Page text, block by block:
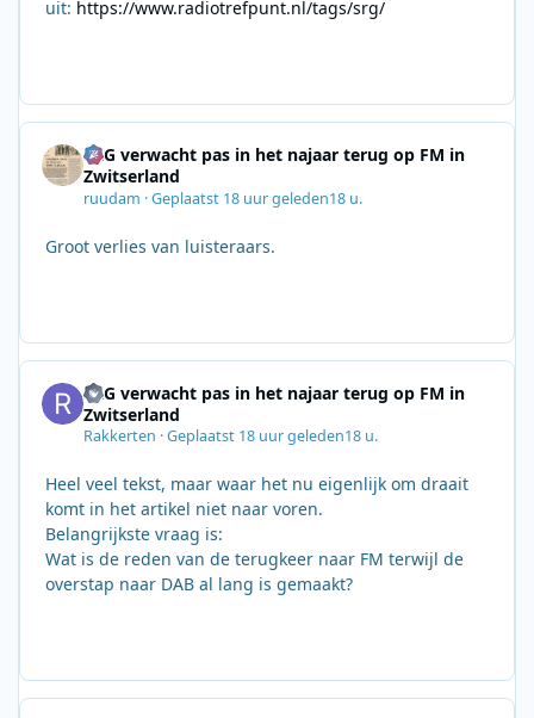
uit: https://www.radiotrefpunt.nl/tags/srg/
SRG verwacht pas in het najaar terug op FM in
Zwitserland
ruudam ·Geplaatst 18 uur geleden18 u.
Groot verlies van luisteraars.
SRG verwacht pas in het najaar terug op FM in
Zwitserland
Rakkerten ·Geplaatst 18 uur geleden18 u.
Heel veel tekst, maar waar het nu eigenlijk om draait
komt in het artikel niet naar voren.
Belangrijkste vraag is:
Wat is de reden van de terugkeer naar FM terwijl de
overstap naar DAB al lang is gemaakt?